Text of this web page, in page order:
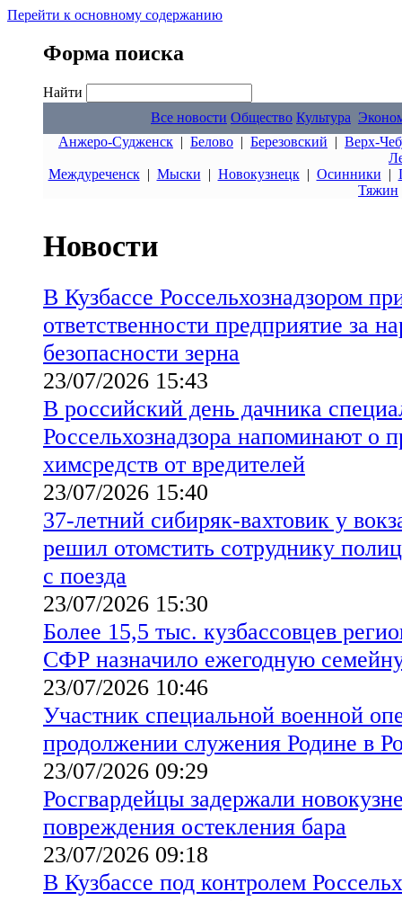
Перейти к основному содержанию
Форма поиска
Найти
Все новости Общество Культура
Анжеро-Судженск | Белово | Березовский | Верх-
Междуреченск| Мыски | Новокузнецк| Осинники |
Тяжин
Новости
В Кузбассе Россельхознадзором
ответственности предприятие за
безопасности зерна
23/07/2026 15:43
В российский день дачника
Россельхознадзора напоминают о
химсредств от вредителей
23/07/2026 15:40
37-летний сибиряк-вахтовик у
решил отомстить сотруднику
с поезда
23/07/2026 15:30
Более 15,5 тыс. кузбассовцев
СФР назначило ежегодную
23/07/2026 10:46
Участник специальной военной
продолжении служения Родине в
23/07/2026 09:29
Росгвардейцы задержали
повреждения остекления бара
23/07/2026 09:18
В Кузбассе под контролем